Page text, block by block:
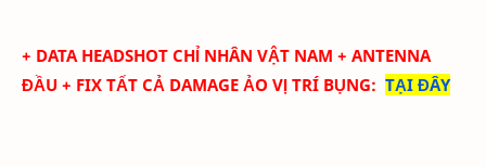
+ DATA HEADSHOT CHỈ NHÂN VẬT NAM + ANTENNA
ĐẦU + FIX TẤT CẢ DAMAGE ẢO VỊ TRÍ BỤNG: TẠI ĐÂY